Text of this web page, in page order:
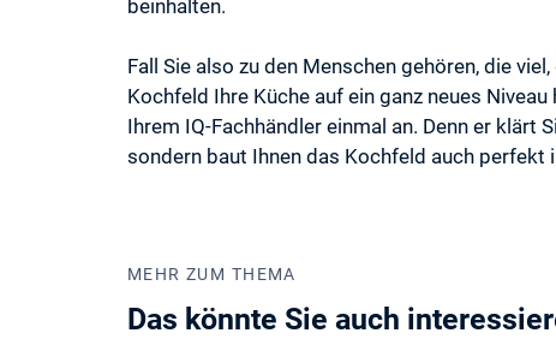
beinhalten.
Fall Sie also zu den Menschen gehören, die
Kochfeld Ihre Küche auf ein ganz neues
Ihrem IQ-Fachhändler einmal an. Denn er klärt
sondern baut Ihnen das Kochfeld auch perfekt
MEHR ZUM THEMA
Das könnte Sie auch